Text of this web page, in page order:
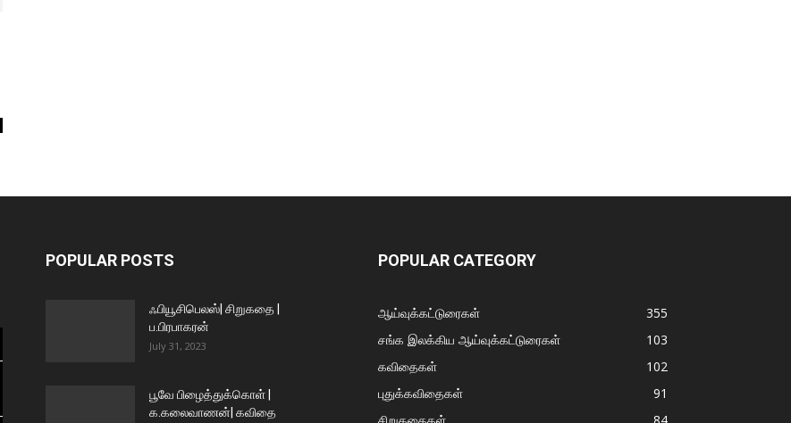
POPULAR POSTS
ஃபியூசிபெலஸ்| சிறுகதை |
ப.பிரபாகரன்
July 31, 2023
பூவே பிழைத்துக்கொள் |
க.கலைவாணன்| கவிதை
POPULAR CATEGORY
ஆய்வுக்கட்டுரைகள்
355
சங்க இலக்கிய ஆய்வுக்கட்டுரைகள்
103
கவிதைகள்
102
புதுக்கவிதைகள்
91